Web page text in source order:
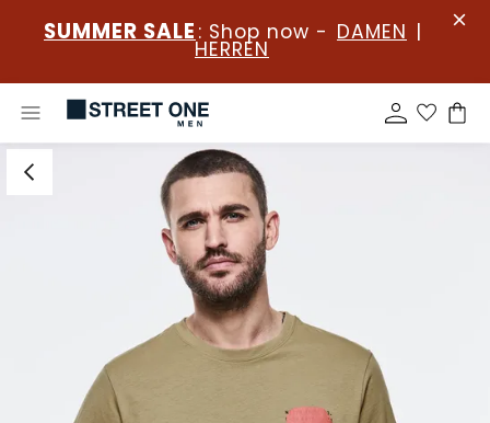
SUMMER SALE : Shop now - DAMEN |
HERREN